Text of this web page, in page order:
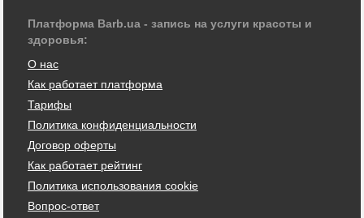
Платформа Barb.ua - запись на услуги красоты и
здоровья:
О нас
Как работает платформа
Тарифы
Политика конфиденциальности
Договор оферты
Как работает рейтинг
Политика использования cookie
Вопрос-ответ